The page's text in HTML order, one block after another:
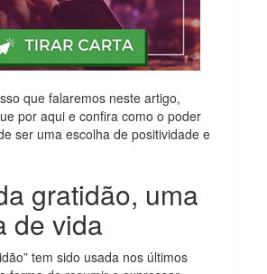
que falaremos neste artigo,
por aqui e confira como o poder
ser uma escolha de positividade e
gratidão, uma
de vida
tem sido usada nos últimos